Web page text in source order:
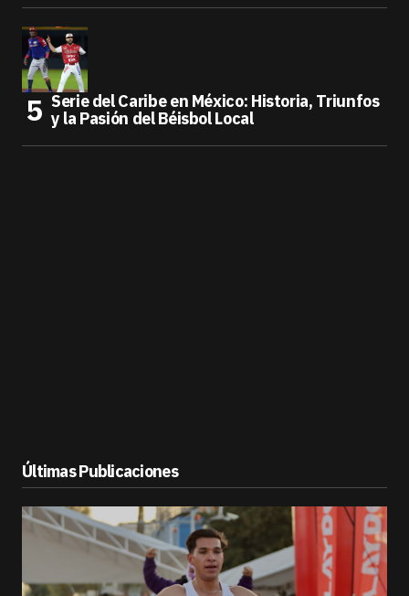
Serie del Caribe en México: Historia, Triunfos
y la Pasión del Béisbol Local
Últimas Publicaciones